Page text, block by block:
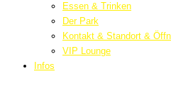
Essen & Trinken
Der Park
Kontakt & Standort &
VIP Lounge
Infos